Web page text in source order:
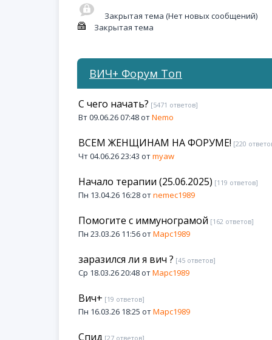
Закрытая тема (Нет новых сообщений)
Закрытая тема
ВИЧ+ Форум Топ
С чего начать? [5471 ответов]
Вт 09.06.26 07:48 отNemo
ВСЕМ ЖЕНЩИНАМ НА ФОРУМЕ! [220
Чт 04.06.26 23:43 отmyaw
Начало терапии (25.06.2025) [119 ответов]
Пн 13.04.26 16:28 отnemec1989
Помогите с иммунограмой [162 ответов]
Пн 23.03.26 11:56 отМарс1989
заразился ли я вич ? [45 ответов]
Ср 18.03.26 20:48 отМарс1989
Вич+ [19 ответов]
Пн 16.03.26 18:25 отМарс1989
Спид [27 ответов]